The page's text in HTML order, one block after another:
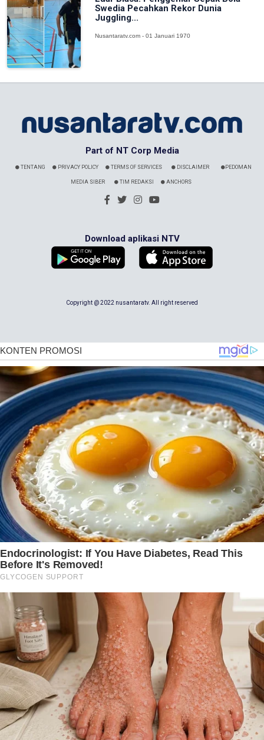
Swedia Pecahkan Rekor Dunia
Juggling...
Nusantaratv.com - 01 Januari 1970
Part of NT Corp Media
TENTANG PRIVACY POLICY TERMS OF SERVICES DISCLAIMER PEDOMAN
MEDIA SIBER TIM REDAKSI ANCHORS
Download aplikasi NTV
Copyright @ 2022 nusantaratv. All right reserved